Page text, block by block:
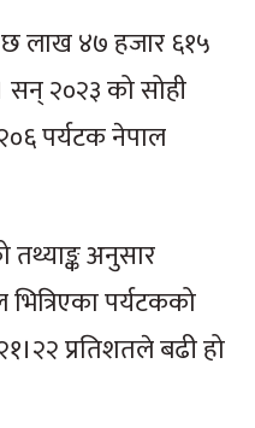
लाख ४७ हजार ६१५
सन् २०२३ को सोही
पर्यटक नेपाल
तथ्याङ्क अनुसार
पर्यटकको
प्रतिशतले बढी हो